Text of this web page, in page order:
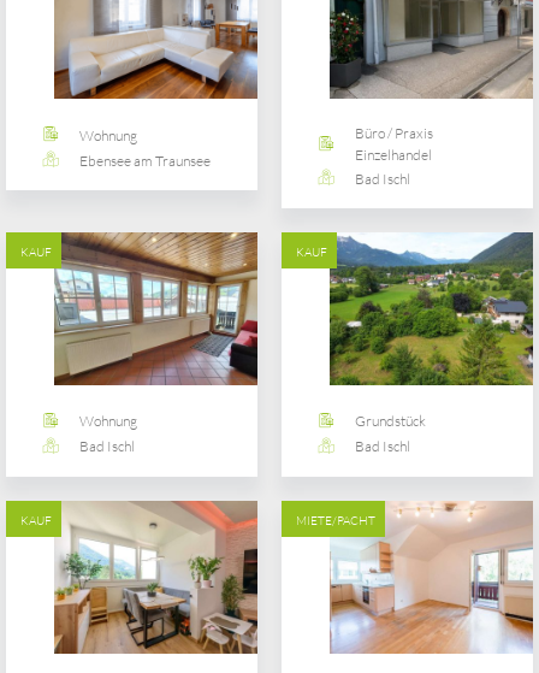
Wohnung
Ebensee am Traunsee
Büro / Praxis
Einzelhandel
Bad Ischl
KAUF
Wohnung
Bad Ischl
KAUF
Grundstück
Bad Ischl
KAUF MIETE/PACHT